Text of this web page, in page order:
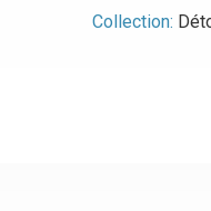
Collection: